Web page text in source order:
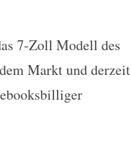
7-Zoll Modell des
Markt und derzeit